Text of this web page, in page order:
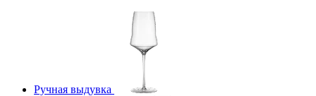
Ручная выдувка